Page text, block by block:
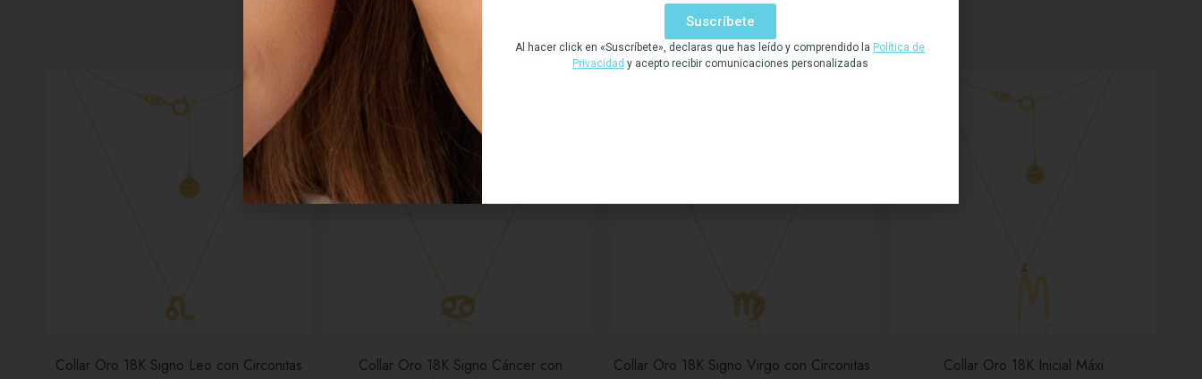
Collar Oro 18K Signo Leo con Circonitas
Collar Oro 18K Signo Cáncer con
Collar Oro 18K Signo Virgo con Circonitas Collar Oro 18K Inicial Máxi
Suscríbete
Al hacer click en «Suscríbete», declaras que has leído y comprendido la Política de
Privacidad y acepto recibir comunicaciones personalizadas